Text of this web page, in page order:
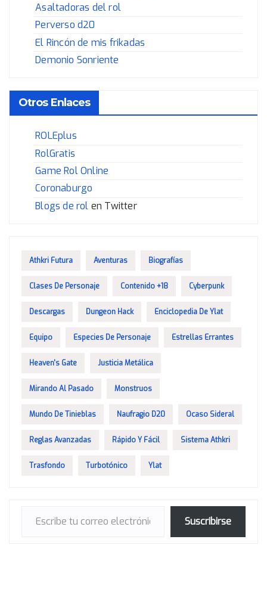
Asaltadoras del rol
Perverso d20
El Rincón de mis frikadas
Demonio Sonriente
Otros Enlaces
ROLEplus
RolGratis
Game Rol Online
Coronaburgo
Blogs de rol en Twitter
Athkri Futura Aventuras Biografías
Clases De Personaje Contenido +18 Cyberpunk
Descargas Dungeon Hack Enciclopedia De Ylat
Equipo Especies De Personaje Estrellas Errantes
Heaven's Gate Justicia Metálica
Mirando Al Pasado Monstruos
Mundo De Tinieblas Naufragio D20 Ocaso Sideral
Reglas Avanzadas Rápido Y Fácil Sistema Athkri
Trasfondo Turbotónico Ylat
Suscribirse